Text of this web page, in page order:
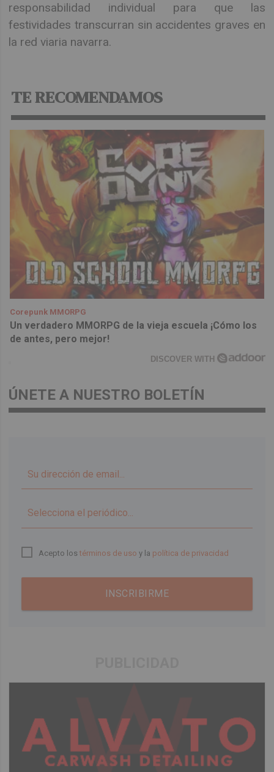
responsabilidad individual para que las
festividades transcurran sin accidentes graves en
la red viaria navarra.
TE RECOMENDAMOS
Corepunk MMORPG
Un verdadero MMORPG de la vieja escuela ¡Cómo los
de antes, pero mejor!
DISCOVER WITH
ÚNETE A NUESTRO BOLETÍN
Acepto lostérminos de uso y la política de privacidad
INSCRIBIRME